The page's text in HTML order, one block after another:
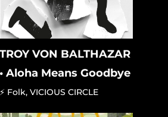
TROY VON BALTHAZAR
• Aloha Means Goodbye
⚡ Folk, VICIOUS CIRCLE